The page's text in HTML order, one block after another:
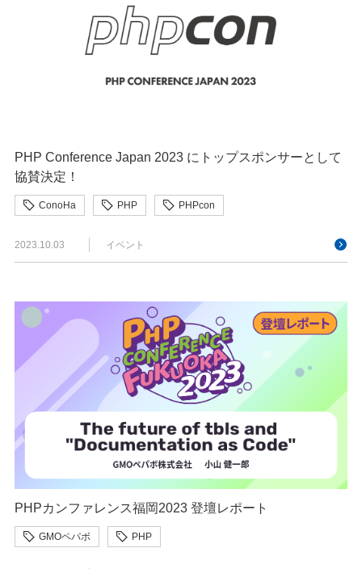
PHP Conference Japan 2023 にトップスポンサーとして
協賛決定！
ConoHa PHP PHPcon
2023.10.03 イベント
PHPカンファレンス福岡2023 登壇レポート
GMOペパボ PHP